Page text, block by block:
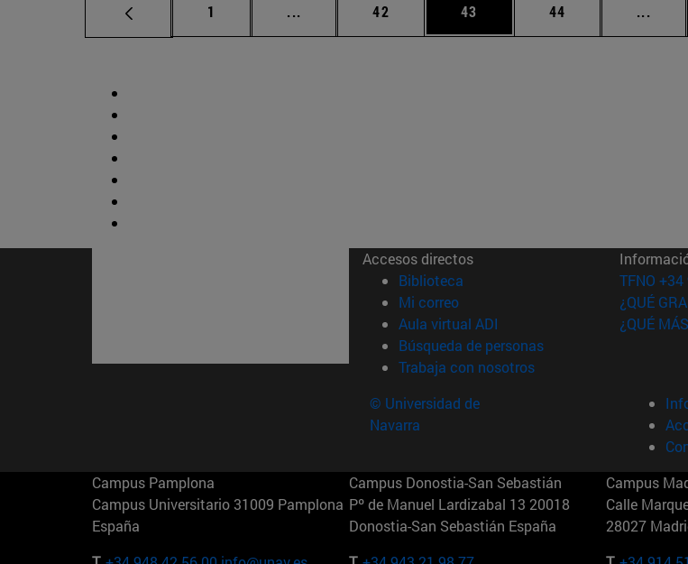
Página
1 ... Páginas intermedias Use TAB para desplazarse.
Página
42 Página
43 Página
44 ...
Accesos directos
Biblioteca (abre en nueva ventana)
Mi correo(abre en nueva ventana)
Aula virtual ADI (abre en nueva ventana)
Búsqueda de personas(abre en nueva
Trabaja con nosotros(abre en nueva ventana)
TFNO
¿QUÉ
¿QUÉ
© Universidad de
Navarra
Campus Pamplona
Campus Universitario 31009 Pamplona
España
Campus Donostia-San Sebastián
Pº de Manuel Lardizabal 13 20018
Donostia-San Sebastián España
Campus
Calle
28027